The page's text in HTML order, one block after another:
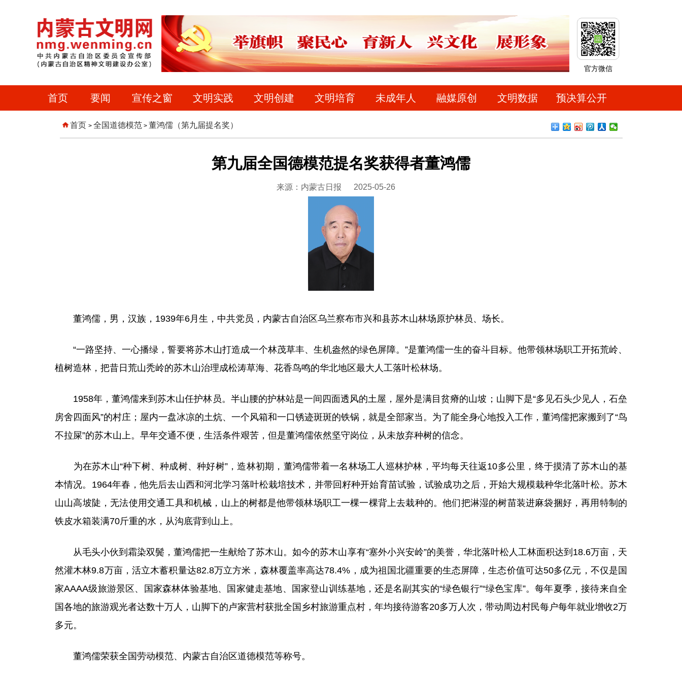
官方微信
首页 要闻 宣传之窗 文明实践 文明创建 文明培育 未成年人 融媒原创 文明数据 预决算公开
首页 > 全国道德模范> 董鸿儒（第九届提名奖）
第九届全国德模范提名奖获得者董鸿儒
来源：内蒙古日报 2025-05-26
董鸿儒，男，汉族，1939年6月生，中共党员，内蒙古自治区乌兰察布市兴和县苏木山林场原护林员、场长。
“一路坚持、一心播绿，誓要将苏木山打造成一个林茂草丰、生机盎然的绿色屏障。”是董鸿儒一生的奋斗目标。他带领林场职工开拓荒岭、
植树造林，把昔日荒山秃岭的苏木山治理成松涛草海、花香鸟鸣的华北地区最大人工落叶松林场。
1958年，董鸿儒来到苏木山任护林员。半山腰的护林站是一间四面透风的土屋，屋外是满目贫瘠的山坡；山脚下是“多见石头少见人，石垒
房舍四面风”的村庄；屋内一盘冰凉的土炕、一个风箱和一口锈迹斑斑的铁锅，就是全部家当。为了能全身心地投入工作，董鸿儒把家搬到了“鸟
不拉屎”的苏木山上。早年交通不便，生活条件艰苦，但是董鸿儒依然坚守岗位，从未放弃种树的信念。
为在苏木山“种下树、种成树、种好树”，造林初期，董鸿儒带着一名林场工人巡林护林，平均每天往返10多公里，终于摸清了苏木山的基
本情况。1964年春，他先后去山西和河北学习落叶松栽培技术，并带回籽种开始育苗试验，试验成功之后，开始大规模栽种华北落叶松。苏木
山山高坡陡，无法使用交通工具和机械，山上的树都是他带领林场职工一棵一棵背上去栽种的。他们把淋湿的树苗装进麻袋捆好，再用特制的
铁皮水箱装满70斤重的水，从沟底背到山上。
从毛头小伙到霜染双鬓，董鸿儒把一生献给了苏木山。如今的苏木山享有“塞外小兴安岭”的美誉，华北落叶松人工林面积达到18.6万亩，天
然灌木林9.8万亩，活立木蓄积量达82.8万立方米，森林覆盖率高达78.4%，成为祖国北疆重要的生态屏障，生态价值可达50多亿元，不仅是国
家AAAA级旅游景区、国家森林体验基地、国家健走基地、国家登山训练基地，还是名副其实的“绿色银行”“绿色宝库”。每年夏季，接待来自全
国各地的旅游观光者达数十万人，山脚下的卢家营村获批全国乡村旅游重点村，年均接待游客20多万人次，带动周边村民每户每年就业增收2万
多元。
董鸿儒荣获全国劳动模范、内蒙古自治区道德模范等称号。